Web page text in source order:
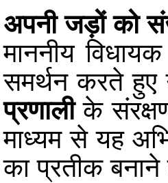
अपनी जड़ों को
माननीय
समर्थन करते हुए
प्रणालीके संरक्षण
माध्यम से यह
का प्रतीक बनाने